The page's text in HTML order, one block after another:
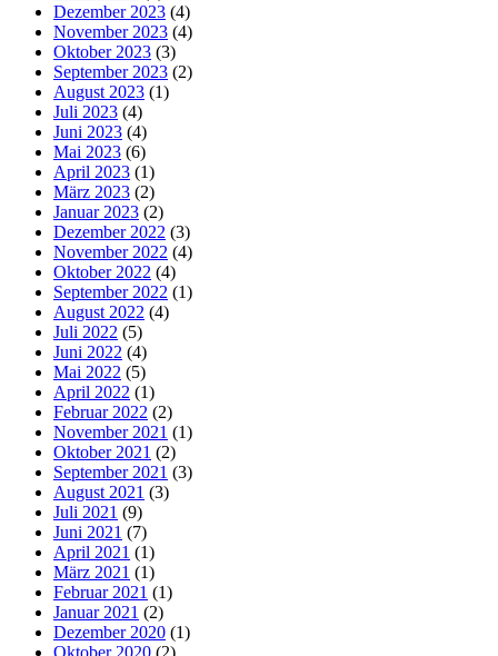
Dezember 2023 (4)
November 2023 (4)
Oktober 2023 (3)
September 2023 (2)
August 2023 (1)
Juli 2023 (4)
Juni 2023 (4)
Mai 2023 (6)
April 2023 (1)
März 2023 (2)
Januar 2023 (2)
Dezember 2022 (3)
November 2022 (4)
Oktober 2022 (4)
September 2022 (1)
August 2022 (4)
Juli 2022 (5)
Juni 2022 (4)
Mai 2022 (5)
April 2022 (1)
Februar 2022 (2)
November 2021 (1)
Oktober 2021 (2)
September 2021 (3)
August 2021 (3)
Juli 2021 (9)
Juni 2021 (7)
April 2021 (1)
März 2021 (1)
Februar 2021 (1)
Januar 2021 (2)
Dezember 2020 (1)
Oktober 2020 (2)